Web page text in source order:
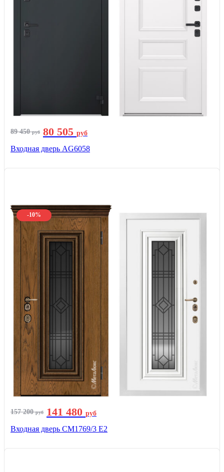
89 450руб 80 505 руб
Входная дверь AG6058
-10%
157 200руб 141 480 руб
Входная дверь СМ1769/3 Е2